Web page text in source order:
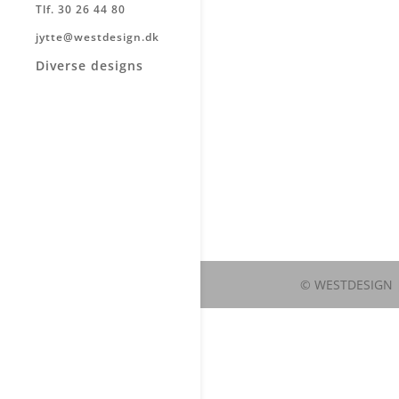
Tlf. 30 26 44 80
jytte@westdesign.dk
Diverse designs
© WESTDESIGN |